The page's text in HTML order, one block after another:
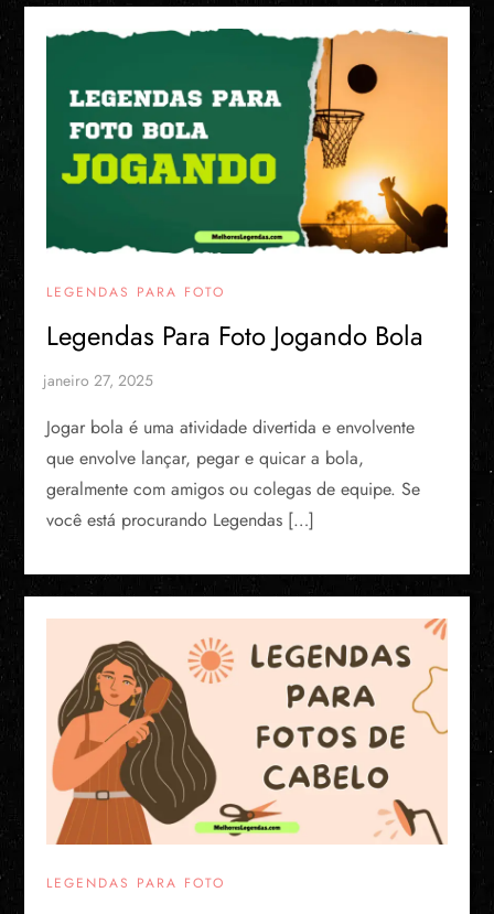
LEGENDAS PARA FOTO
Legendas Para Foto Jogando Bola
Jogar bola é uma atividade divertida e envolvente
que envolve lançar, pegar e quicar a bola,
geralmente com amigos ou colegas de equipe. Se
você está procurando Legendas […]
LEGENDAS PARA FOTO